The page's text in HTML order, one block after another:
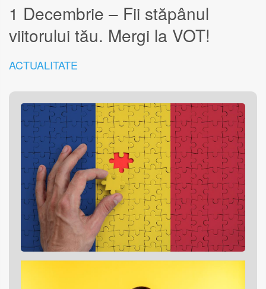
1 Decembrie – Fii stăpânul
viitorului tău. Mergi la VOT!
ACTUALITATE